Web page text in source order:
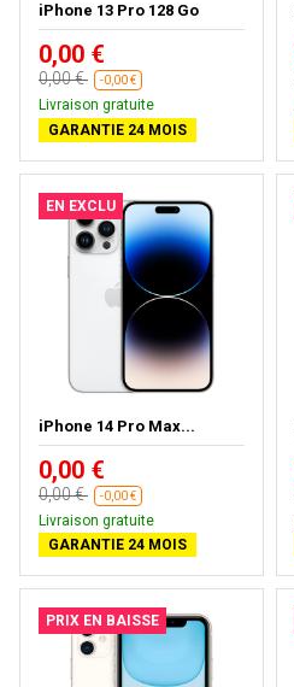
iPhone 13 Pro 128 Go
0,00 €
0,00 € -0,00 €
Livraison gratuite
GARANTIE 24 MOIS
EN EXCLU
iPhone 14 Pro Max...
0,00 €
0,00 € -0,00 €
Livraison gratuite
GARANTIE 24 MOIS
PRIX EN BAISSE